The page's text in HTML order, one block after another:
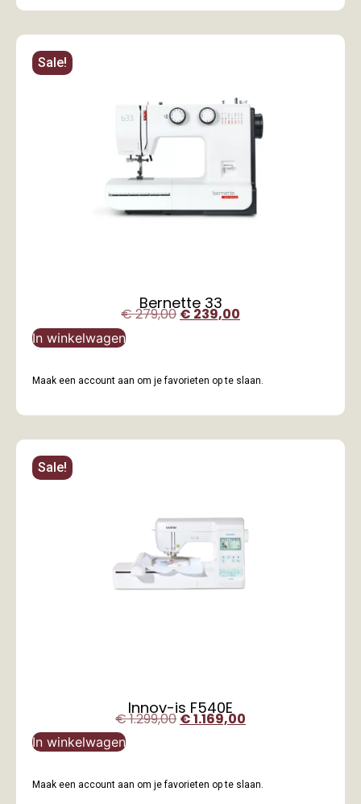
Sale!
Bernette 33
€279,00 €239,00
In winkelwagen
Maak een account aan om je favorieten op te slaan.
Sale!
Innov-is F540E
€1.299,00€1.169,00
In winkelwagen
Maak een account aan om je favorieten op te slaan.